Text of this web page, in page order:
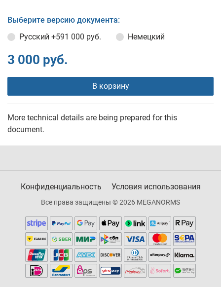
Выберите версию документа:
Русский +591 000 руб. Немецкий
3 000 руб.
В корзину
More technical details are being prepared for this
document.
Конфиденциальность Условия использования
Все права защищены © 2026 MEGANORMS